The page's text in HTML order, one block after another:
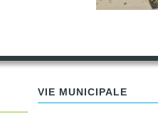
VIE MUNICIPALE